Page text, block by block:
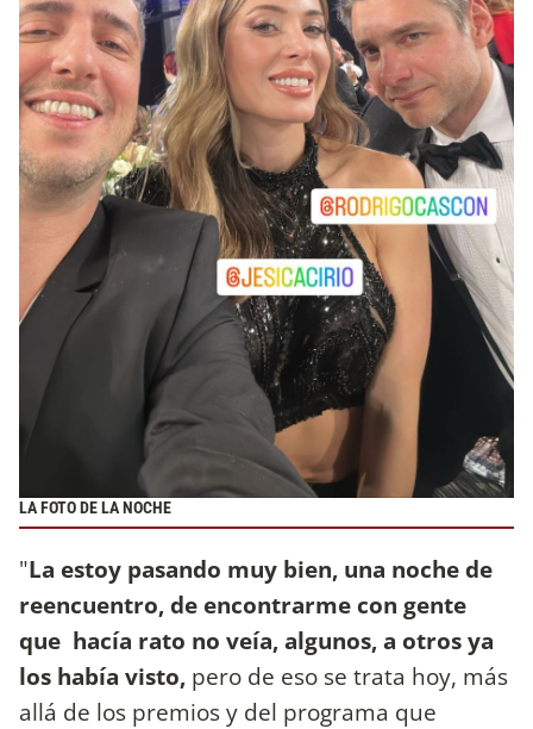
LA FOTO DE LA NOCHE
"La estoy pasando muy bien, una noche de
reencuentro, de encontrarme con gente
que hacía rato no veía, algunos, a otros ya
los había visto, pero de eso se trata hoy, más
allá de los premios y del programa que